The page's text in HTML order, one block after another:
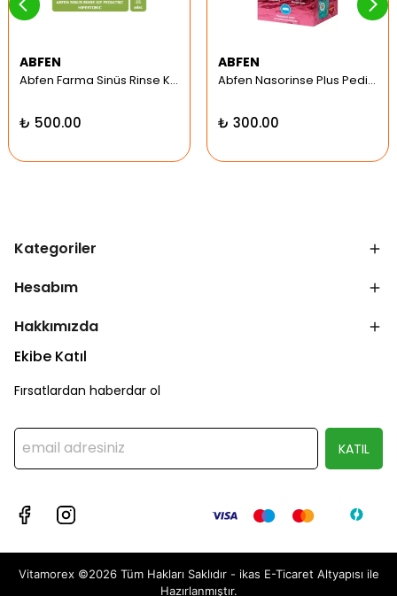
ABFEN
Abfen Farma Sinüs Rinse Kit Pediatrik Hipertonic
₺ 500.00
ABFEN
Abfen Nasorinse Plus Pediatrik Burun Yıkama Kiti
₺ 300.00
Kategoriler
Hesabım
Hakkımızda
Ekibe Katıl
Fırsatlardan haberdar ol
KATIL
Vitamorex ©2026 Tüm Hakları Saklıdır - ikas E-Ticaret Altyapısı ile
Hazırlanmıştır.